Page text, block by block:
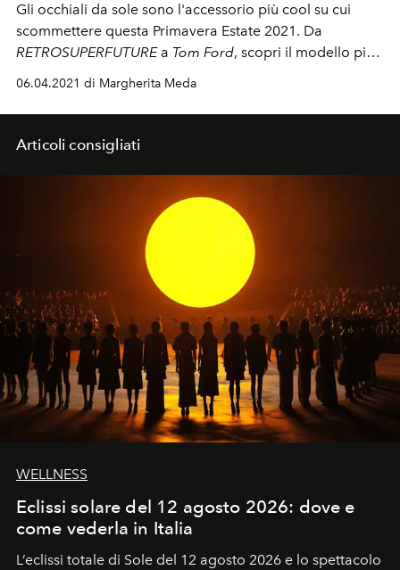
Gli occhiali da sole sono l'accessorio più cool su cui
scommettere questa Primavera Estate 2021. Da
RETROSUPERFUTUREa Tom Ford, scopri il modello più
adatto a te.
06.04.2021 di Margherita Meda
Articoli consigliati
WELLNESS
Eclissi solare del 12 agosto 2026: dove e
come vederla in Italia
L’eclissi totale di Sole del 12 agosto 2026 e lo spettacolo